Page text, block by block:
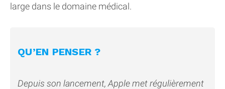
large dans le domaine médical.
QU’EN PENSER ?
Depuis son lancement, Apple met régulièrement